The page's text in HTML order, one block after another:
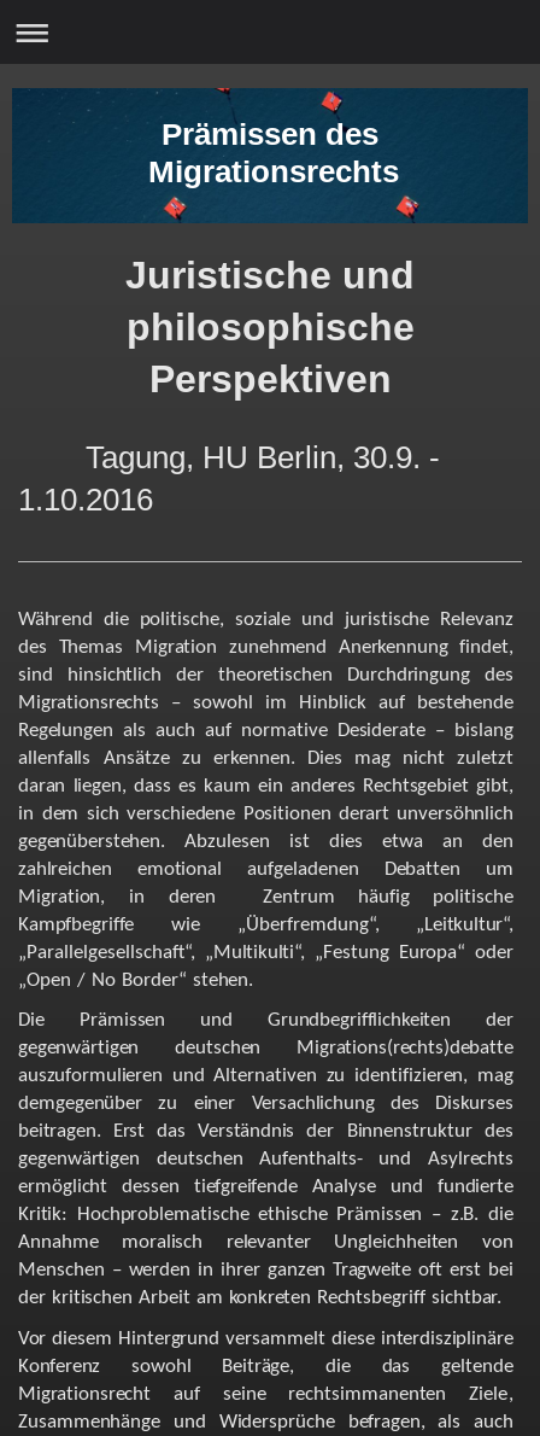
Prämissen des
Migrationsrechts
Juristische und
philosophische
Perspektiven
Tagung, HU Berlin, 30.9. -
1.10.2016
Während die politische, soziale und juristische
Relevanz
des
Themas Migration zunehmend Anerkennung findet,
sind
hinsichtlich der theoretischen Durchdringung
des
Migrationsrechts
– sowohl im Hinblick auf
bestehende
Regelungen als auch auf normative Desiderate – bislang
allenfalls
Ansätze zu erkennen. Dies mag nicht
zuletzt
daran
liegen, dass es kaum ein anderes Rechtsgebiet gibt,
in dem sich verschiedene Positionen derart unversöhnlich
gegenüberstehen.
Abzulesen ist dies etwa an
den
zahlreichen
emotional aufgeladenen Debatten
um
Migration,
in deren Zentrum häufig
politische
Kampfbegriffe
wie „Überfremdung“,
„Leitkultur“,
„Parallelgesellschaft“, „Multikulti“, „Festung Europa“ oder
„Open / No Border“ stehen.
Die
Prämissen und Grundbegrifflichkeiten
der
gegenwärtigen
deutschen
Migrations(rechts)debatte
auszuformulieren und Alternativen zu identifizieren, mag
demgegenüber
zu einer Versachlichung des
Diskurses
beitragen.
Erst das Verständnis der Binnenstruktur
des
gegenwärtigen
deutschen Aufenthalts- und
Asylrechts
ermöglicht
dessen tiefgreifende Analyse und
fundierte
Kritik:
Hochproblematische ethische Prämissen – z.B. die
Annahme
moralisch relevanter Ungleichheiten
von
Menschen – werden in ihrer ganzen Tragweite oft erst bei
der kritischen Arbeit am konkreten Rechtsbegriff sichtbar.
Vor diesem Hintergrund versammelt diese interdisziplinäre
Konferenz
sowohl Beiträge, die das
geltende
Migrationsrecht
auf seine rechtsimmanenten
Ziele,
Zusammenhänge
und Widersprüche befragen, als
auch